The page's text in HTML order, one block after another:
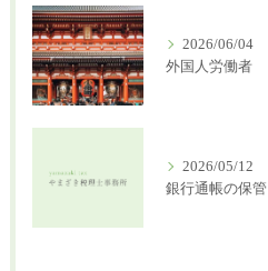
2026/06/04
外国人労働者
2026/05/12
銀行通帳の保管